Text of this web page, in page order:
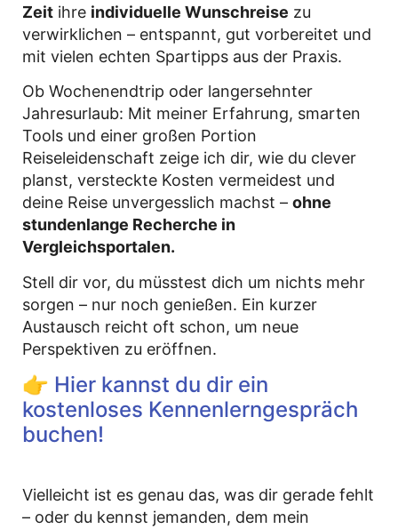
Zeit ihre individuelle Wunschreise zu
verwirklichen – entspannt, gut vorbereitet und
mit vielen echten Spartipps aus der Praxis.
Ob Wochenendtrip oder langersehnter
Jahresurlaub: Mit meiner Erfahrung, smarten
Tools und einer großen Portion
Reiseleidenschaft zeige ich dir, wie du clever
planst, versteckte Kosten vermeidest und
deine Reise unvergesslich machst – ohne
stundenlange Recherche in
Vergleichsportalen.
Stell dir vor, du müsstest dich um nichts mehr
sorgen – nur noch genießen. Ein kurzer
Austausch reicht oft schon, um neue
Perspektiven zu eröffnen.
👉 Hier kannst du dir ein
kostenloses Kennenlerngespräch
buchen!
Vielleicht ist es genau das, was dir gerade fehlt
– oder du kennst jemanden, dem mein